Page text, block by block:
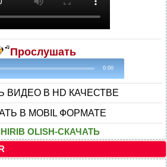
Прослушать
0:00
ВИДЕО В HD КАЧЕСТВЕ
В MOBIL ФОРМАТЕ
OLISH-СКАЧАТЬ